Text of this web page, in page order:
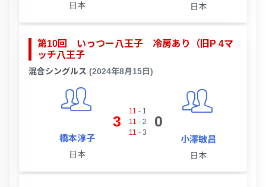
日本 日本
第10回 いっつー八王子 冷房あり（旧P 4マ
ッチ八王子
混合シングルス (2024年8月15日)
橋本淳子
日本
3
11 - 1
11 - 2
11 - 3
0
小澤敏昌
日本